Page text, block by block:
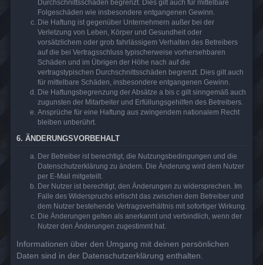
Durchschnittsschäden begrenzt. Dies gilt auch für mittelbare
Folgeschäden wie insbesondere entgangenen Gewinn.
Die Haftung ist gegenüber Unternehmern außer bei der
Verletzung von Leben, Körper und Gesundheit oder
vorsätzlichem oder grob fahrlässigem Verhalten des Betreibers
auf die bei Vertragsschluss typischerweise vorhersehbaren
Schäden und im Übrigen der Höhe nach auf die
vertragstypischen Durchschnittsschäden begrenzt. Dies gilt auch
für mittelbare Schäden, insbesondere entgangenen Gewinn.
Die Haftungsbegrenzung der Absätze a bis c gilt sinngemäß auch
zugunsten der Mitarbeiter und Erfüllungsgehilfen des Betreibers.
Ansprüche für eine Haftung aus zwingendem nationalem Recht
bleiben unberührt.
6. ÄNDERUNGSVORBEHALT
Der Betreiber ist berechtigt, die Nutzungsbedingungen und die
Datenschutzerklärung zu ändern. Die Änderung wird dem Nutzer
per E-Mail mitgeteilt.
Der Nutzer ist berechtigt, den Änderungen zu widersprechen. Im
Falle des Widerspruchs erlischt das zwischen dem Betreiber und
dem Nutzer bestehende Vertragsverhältnis mit sofortiger Wirkung.
Die Änderungen gelten als anerkannt und verbindlich, wenn der
Nutzer den Änderungen zugestimmt hat.
Informationen über den Umgang mit deinen persönlichen
Daten sind in der Datenschutzerklärung enthalten.